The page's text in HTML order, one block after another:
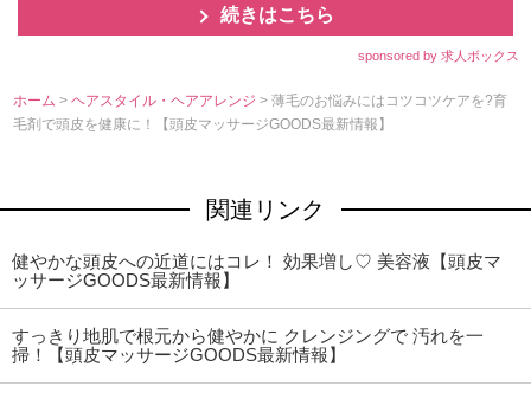
続きはこちら
sponsored by 求人ボックス
ホーム >ヘアスタイル・ヘアアレンジ> 薄毛のお悩みにはコツコツケアを?育
毛剤で頭皮を健康に！【頭皮マッサージGOODS最新情報】
関連リンク
健やかな頭皮への近道にはコレ！ 効果増し♡ 美容液【頭皮マ
ッサージGOODS最新情報】
すっきり地肌で根元から健やかに クレンジングで 汚れを一
掃！【頭皮マッサージGOODS最新情報】